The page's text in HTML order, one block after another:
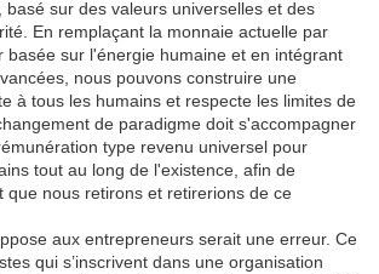
basé sur des valeurs universelles et des
En remplaçant la monnaie actuelle par
basée sur l'énergie humaine et en intégrant
nous pouvons construire une
à tous les humains et respecte les limites de
de paradigme doit s'accompagner
type revenu universel pour
tout au long de l'existence, afin de
que nous retirons et retirerions de ce
aux entrepreneurs serait une erreur. Ce
qui s’inscrivent dans une organisation